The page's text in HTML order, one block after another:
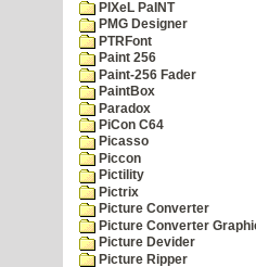
PIXeL PaINT
PMG Designer
PTRFont
Paint 256
Paint-256 Fader
PaintBox
Paradox
PiCon C64
Picasso
Piccon
Pictility
Pictrix
Picture Converter
Picture Converter
Picture Devider
Picture Ripper